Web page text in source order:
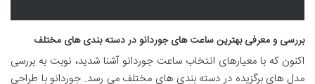
بررسی و معرفی بهترین ساعت های جوردانو در دسته بندی های مختلف
اکنون که با معیارهای انتخاب ساعت جوردانو آشنا شدید، نوبت به بررسی
مدل های برگزیده در دسته بندی های مختلف می رسد. جوردانو با طراحی